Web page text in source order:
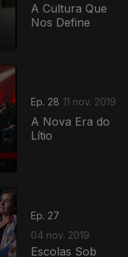
A Cultura Que
Nos Define
Ep. 28 11 nov. 2019
A Nova Era do
Lítio
Ep. 27
04 nov. 2019
Escolas Sob